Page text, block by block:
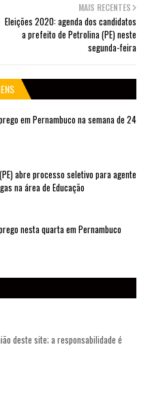
MAIS RECENTES
Eleições 2020: agenda dos candidatos
a prefeito de Petrolina (PE) neste
segunda-feira
em Pernambuco na semana de 24
abre processo seletivo para agente
na área de Educação
nesta quarta em Pernambuco
deste site; a responsabilidade é